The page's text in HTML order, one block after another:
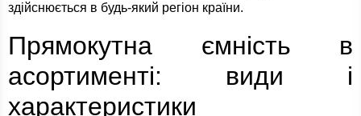
здійснюється в будь-який регіон країни.
Прямокутна ємність в
асортименті: види і
характеристики